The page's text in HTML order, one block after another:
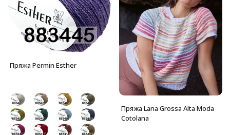
Пряжа Permin Esther
Пряжа Lana Grossa Alta Moda
Cotolana